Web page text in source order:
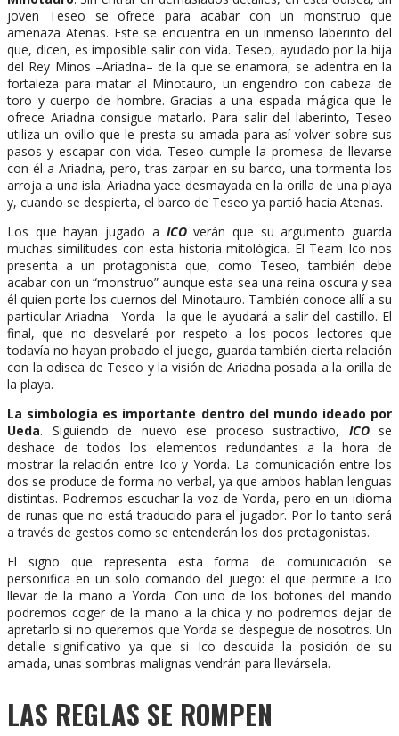
joven Teseo se ofrece para acabar con un monstruo que
amenaza Atenas. Este se encuentra en un inmenso laberinto del
que, dicen, es imposible salir con vida. Teseo, ayudado por la hija
del Rey Minos –Ariadna– de la que se enamora, se adentra en la
fortaleza para matar al Minotauro, un engendro con cabeza de
toro y cuerpo de hombre. Gracias a una espada mágica que le
ofrece Ariadna consigue matarlo. Para salir del laberinto, Teseo
utiliza un ovillo que le presta su amada para así volver sobre sus
pasos y escapar con vida. Teseo cumple la promesa de llevarse
con él a Ariadna, pero, tras zarpar en su barco, una tormenta los
arroja a una isla. Ariadna yace desmayada en la orilla de una playa
y, cuando se despierta, el barco de Teseo ya partió hacia Atenas.
Los que hayan jugado a ICOverán que su argumento guarda
muchas similitudes con esta historia mitológica. El Team Ico nos
presenta a un protagonista que, como Teseo, también debe
acabar con un “monstruo” aunque esta sea una reina oscura y sea
él quien porte los cuernos del Minotauro. También conoce allí a su
particular Ariadna –Yorda– la que le ayudará a salir del castillo. El
final, que no desvelaré por respeto a los pocos lectores que
todavía no hayan probado el juego, guarda también cierta relación
con la odisea de Teseo y la visión de Ariadna posada a la orilla de
la playa.
La simbología es importante dentro del mundo ideado por
Ueda. Siguiendo de nuevo ese proceso sustractivo, ICOse
deshace de todos los elementos redundantes a la hora de
mostrar la relación entre Ico y Yorda. La comunicación entre los
dos se produce de forma no verbal, ya que ambos hablan lenguas
distintas. Podremos escuchar la voz de Yorda, pero en un idioma
de runas que no está traducido para el jugador. Por lo tanto será
a través de gestos como se entenderán los dos protagonistas.
El signo que representa esta forma de comunicación se
personifica en un solo comando del juego: el que permite a Ico
llevar de la mano a Yorda. Con uno de los botones del mando
podremos coger de la mano a la chica y no podremos dejar de
apretarlo si no queremos que Yorda se despegue de nosotros. Un
detalle significativo ya que si Ico descuida la posición de su
amada, unas sombras malignas vendrán para llevársela.
LAS REGLAS SE ROMPEN